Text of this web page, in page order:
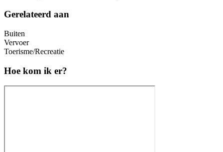
Gerelateerd aan
Buiten
Vervoer
Toerisme/Recreatie
Hoe kom ik er?